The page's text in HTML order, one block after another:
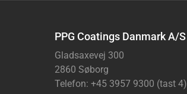
PPG Coatings Danmark A/S
Gladsaxevej 300
2860 Søborg
Telefon: +45 3957 9300 (tast 4)